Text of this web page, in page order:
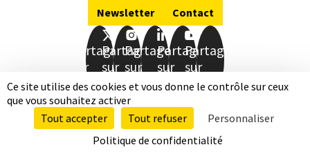
Ce site utilise des cookies et vous donne le contrôle sur ceux
que vous souhaitez activer
Tout accepter
Tout refuser
Personnaliser
Politique de confidentialité
Newsletter Contact
Partager
sur
Facebook
Partager
sur
Twitter
Partager
sur
Instagram
Partager
sur
LinkedIn
Partager
sur
Youtube
Mentions légalesDonnées personnelles
Accessibilité totalement conformePlan de site
Qui sommes-nous
Nos publications